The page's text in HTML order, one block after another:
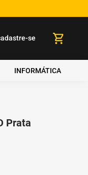
se
INFORMÁTICA
Prata